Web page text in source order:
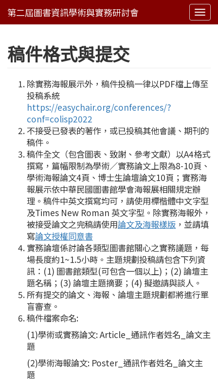
稿件格式與提交
除實務海報展示外，稿件投稿一律以PDF檔上傳至
投稿系統
https://easychair.org/conferences/?
conf=colisp2022
不接受已發表的著作，或已投稿其他會議、期刊的
稿件。
稿件全文（包含圖表、致謝、參考文獻）以A4格式
撰寫，篇幅限制為學術／實務論文上限為8-10頁、
學術海報論文4頁、博士生論壇論文10頁；實務海
報展示依中華民國圖書館學會海報展相關規定辦
理。稿件中英文撰寫均可，請使用標楷體中文字型
及Times New Roman 英文字型。除實務海報外，
被接受論文之完稿請使用論文及海報樣版 ， 並請填
寫論文授權同意書
實務論壇係討論各類型圖書館關心之實務議題，每
場長度約1~1.5小時。主題規劃投稿請包含下列資
訊：(1) 圖書館類型(可包含一個以上)；(2) 論壇主
題名稱；(3) 論壇主題摘要；(4) 擬邀請與談人。
所有提交的論文、海報、論壇主題規劃都將進行單
盲審查。
稿件檔案命名:
(1)學術或實務論文: Article_通訊作者姓名_論文主
題
(2)學術海報論文: Poster_通訊作者姓名_論文主
題